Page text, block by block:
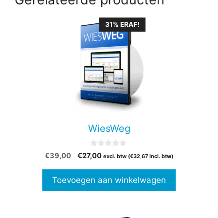
31% ERAF!
WiesWeg
0
v
5
€39,00
Oorspronkelijke
€39,00.
€27,00Huidige
€27,00.
excl. btw (€32,67 incl. btw)
Toevoegen aan winkelwagen